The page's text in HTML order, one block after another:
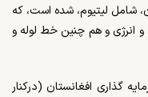
شامل لیتیوم، شده است، که
و هم چنین خط لوله و
گذاری افغانستان (درکنار